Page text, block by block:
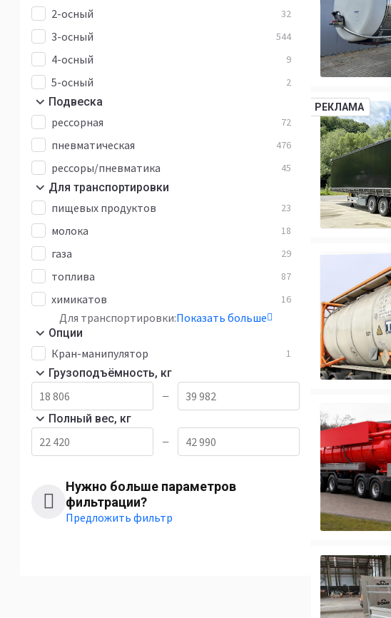
2-осный 32
3-осный 544
4-осный 9
5-осный 2
Подвеска
рессорная 72
пневматическая 476
рессоры/пневматика 45
Для транспортировки
пищевых продуктов 23
молока 18
газа 29
топлива 87
химикатов 16
Для транспортировки:Показать больше
Опции
Кран-манипулятор 1
Грузоподъёмность, кг
—
Полный вес, кг
—
Нужно больше параметров
фильтрации?
Предложить фильтр
РЕКЛАМА